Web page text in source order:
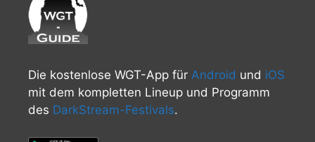
Die kostenlose WGT-App für Android und iOS
mit dem kompletten Lineup und Programm
des DarkStream-Festivals.